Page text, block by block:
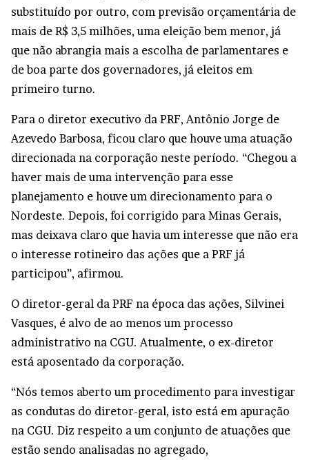
substituído por outro, com previsão orçamentária de
mais de R$ 3,5 milhões, uma eleição bem menor, já
que não abrangia mais a escolha de parlamentares e
de boa parte dos governadores, já eleitos em
primeiro turno.
Para o diretor executivo da PRF, Antônio Jorge de
Azevedo Barbosa, ficou claro que houve uma atuação
direcionada na corporação neste período. “Chegou a
haver mais de uma intervenção para esse
planejamento e houve um direcionamento para o
Nordeste. Depois, foi corrigido para Minas Gerais,
mas deixava claro que havia um interesse que não era
o interesse rotineiro das ações que a PRF já
participou”, afirmou.
O diretor-geral da PRF na época das ações, Silvinei
Vasques, é alvo de ao menos um processo
administrativo na CGU. Atualmente, o ex-diretor
está aposentado da corporação.
“Nós temos aberto um procedimento para investigar
as condutas do diretor-geral, isto está em apuração
na CGU. Diz respeito a um conjunto de atuações que
estão sendo analisadas no agregado,